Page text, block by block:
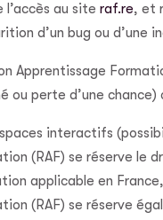
l’accès au site raf.re, et
d’un bug ou d’une
Apprentissage
ou perte d’une
interactifs
(RAF) se réserve le
applicable en
(RAF) se réserve